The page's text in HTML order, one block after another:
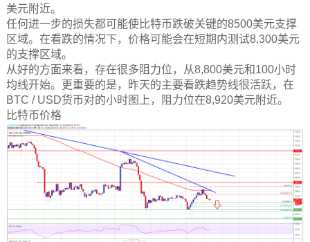
美元附近。
任何进一步的损失都可能使比特币跌破关键的8500美元支撑
区域。在看跌的情况下，价格可能会在短期内测试8,300美元
的支撑区域。
从好的方面来看，存在很多阻力位，从8,800美元和100小时
均线开始。更重要的是，昨天的主要看跌趋势线很活跃，在
BTC / USD货币对的小时图上，阻力位在8,920美元附近。
比特币价格